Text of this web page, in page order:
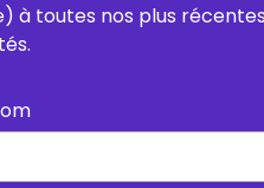
à toutes nos plus récentes